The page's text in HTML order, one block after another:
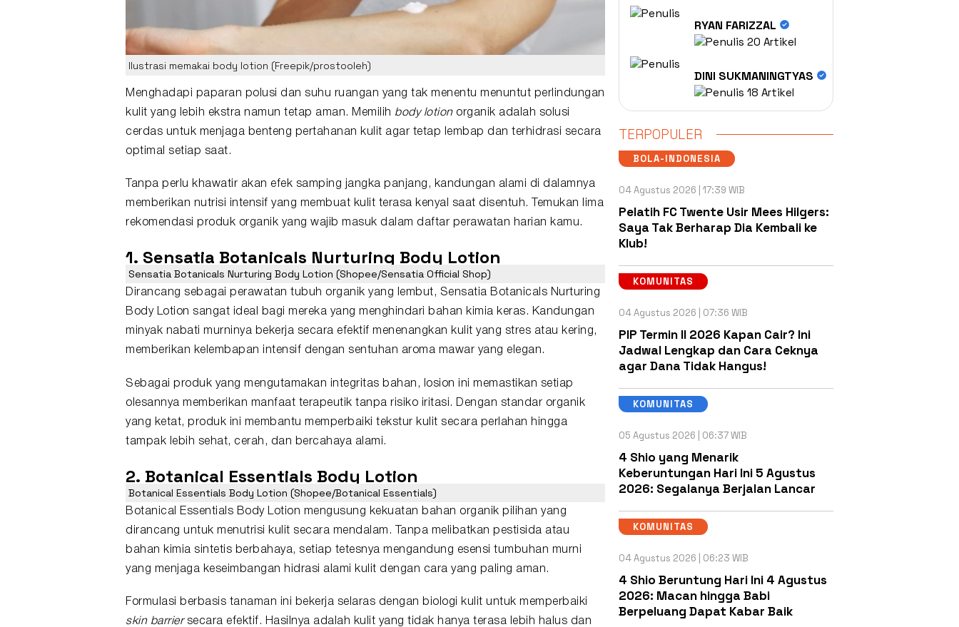
Ilustrasi memakai body lotion (Freepik/prostooleh)
Menghadapi paparan polusi dan suhu ruangan yang tak menentu menuntut perlindungan
kulit yang lebih ekstra namun tetap aman. Memilih body lotion organik adalah solusi
cerdas untuk menjaga benteng pertahanan kulit agar tetap
lembap dan terhidrasi secara
optimal setiap saat.
Tanpa perlu khawatir akan efek samping jangka panjang, kandungan alami di dalamnya
memberikan nutrisi intensif yang membuat kulit terasa kenyal saat disentuh. Temukan lima
rekomendasi produk organik yang wajib masuk dalam daftar perawatan harian kamu.
1. Sensatia Botanicals Nurturing Body Lotion
Sensatia Botanicals Nurturing Body Lotion (Shopee/Sensatia Official Shop)
Dirancang sebagai perawatan tubuh organik yang lembut, Sensatia Botanicals Nurturing
Body Lotion sangat ideal bagi mereka yang menghindari bahan kimia keras. Kandungan
minyak nabati murninya bekerja secara efektif menenangkan kulit yang stres atau kering,
memberikan kelembapan intensif dengan sentuhan aroma mawar yang elegan.
Sebagai produk yang mengutamakan integritas bahan, losion ini memastikan setiap
olesannya memberikan manfaat terapeutik tanpa risiko iritasi. Dengan standar organik
yang ketat, produk ini membantu memperbaiki tekstur kulit secara perlahan hingga
tampak lebih sehat, cerah, dan bercahaya alami.
2. Botanical Essentials Body Lotion
Botanical Essentials Body Lotion (Shopee/Botanical Essentials)
Botanical Essentials Body Lotion mengusung kekuatan bahan organik pilihan yang
dirancang untuk menutrisi kulit secara mendalam. Tanpa melibatkan pestisida atau
bahan kimia sintetis berbahaya, setiap tetesnya mengandung esensi tumbuhan murni
yang menjaga keseimbangan hidrasi alami kulit dengan cara yang paling aman.
Formulasi berbasis tanaman ini bekerja selaras dengan biologi kulit untuk memperbaiki
skin barriersecara efektif. Hasilnya adalah kulit yang tidak hanya terasa lebih halus dan
RYAN FARIZZAL
20 Artikel
DINI SUKMANINGTYAS
18 Artikel
TERPOPULER
BOLA-INDONESIA
04 Agustus 2026 | 17:39 WIB
Pelatih FC Twente Usir Mees Hilgers:
Saya Tak Berharap Dia Kembali ke
Klub!
KOMUNITAS
04 Agustus 2026 | 07:36 WIB
PIP Termin II 2026 Kapan Cair? Ini
Jadwal Lengkap dan Cara Ceknya
agar Dana Tidak Hangus!
KOMUNITAS
05 Agustus 2026 | 06:37 WIB
4 Shio yang Menarik
Keberuntungan Hari Ini 5 Agustus
2026: Segalanya Berjalan Lancar
KOMUNITAS
04 Agustus 2026 | 06:23 WIB
4 Shio Beruntung Hari Ini 4 Agustus
2026: Macan hingga Babi
Berpeluang Dapat Kabar Baik